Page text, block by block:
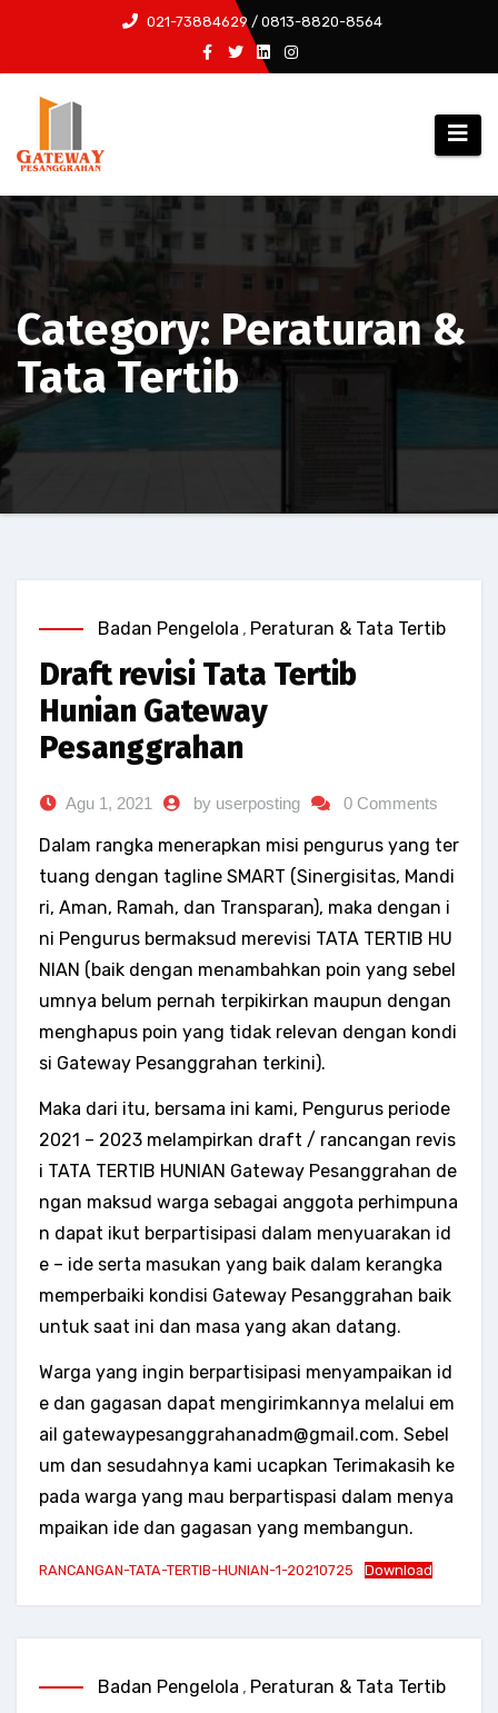
content
021-73884629 / 0813-8820-8564
Category: Peraturan &
Tata Tertib
Badan Pengelola , Peraturan & Tata Tertib
Draft revisi Tata Tertib
Hunian Gateway
Pesanggrahan
Agu 1, 2021 by userposting 0 Comments
Dalam rangka menerapkan misi pengurus yang ter
tuang dengan tagline SMART (Sinergisitas, Mandi
ri, Aman, Ramah, dan Transparan), maka dengan i
ni Pengurus bermaksud merevisi TATA TERTIB HU
NIAN (baik dengan menambahkan poin yang sebel
umnya belum pernah terpikirkan maupun dengan
menghapus poin yang tidak relevan dengan kondi
si Gateway Pesanggrahan terkini).
Maka dari itu, bersama ini kami, Pengurus periode
2021 – 2023 melampirkan draft / rancangan revis
i TATA TERTIB HUNIAN Gateway Pesanggrahan de
ngan maksud warga sebagai anggota perhimpuna
n dapat ikut berpartisipasi dalam menyuarakan id
e – ide serta masukan yang baik dalam kerangka
memperbaiki kondisi Gateway Pesanggrahan baik
untuk saat ini dan masa yang akan datang.
Warga yang ingin berpartisipasi menyampaikan id
e dan gagasan dapat mengirimkannya melalui em
ail gatewaypesanggrahanadm@gmail.com. Sebel
um dan sesudahnya kami ucapkan Terimakasih ke
pada warga yang mau berpartispasi dalam menya
mpaikan ide dan gagasan yang membangun.
RANCANGAN-TATA-TERTIB-HUNIAN-1-20210725 Download
Badan Pengelola , Peraturan & Tata Tertib